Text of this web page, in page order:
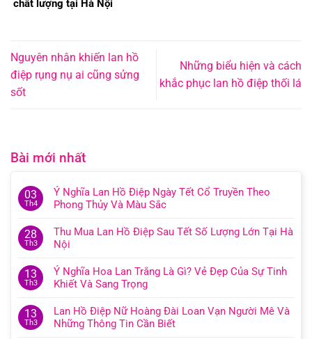
chất lượng tại Hà Nội
Nguyên nhân khiến lan hồ
điệp rụng nụ ai cũng sửng
sốt
Những biểu hiện và cách
khắc phục lan hồ điệp thối lá
Bài mới nhất
03
Th4
Ý Nghĩa Lan Hồ Điệp Ngày Tết Cổ Truyền Theo
Phong Thủy Và Màu Sắc
28
Th3
Thu Mua Lan Hồ Điệp Sau Tết Số Lượng Lớn Tại Hà
Nội
13
Th3
Ý Nghĩa Hoa Lan Trắng Là Gì? Vẻ Đẹp Của Sự Tinh
Khiết Và Sang Trọng
13
Th3
Lan Hồ Điệp Nữ Hoàng Đài Loan Vạn Người Mê Và
Những Thông Tin Cần Biết